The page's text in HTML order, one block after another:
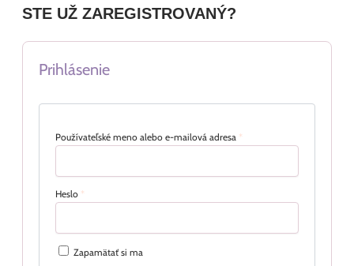
STE UŽ ZAREGISTROVANÝ?
Prihlásenie
Používateľské meno alebo e-mailová adresa *
Heslo *
Zapamätať si ma